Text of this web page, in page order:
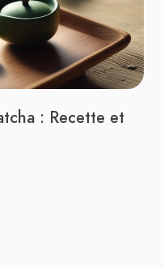
: Recette et